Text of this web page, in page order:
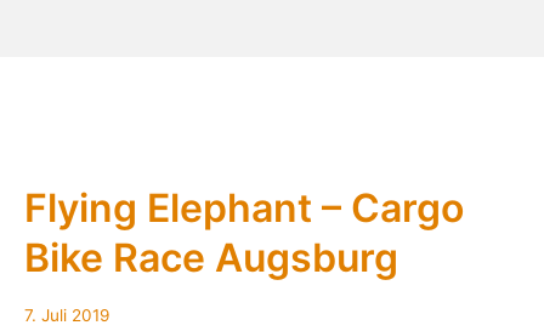
Flying Elephant – Cargo
Bike Race Augsburg
7. Juli 20197.